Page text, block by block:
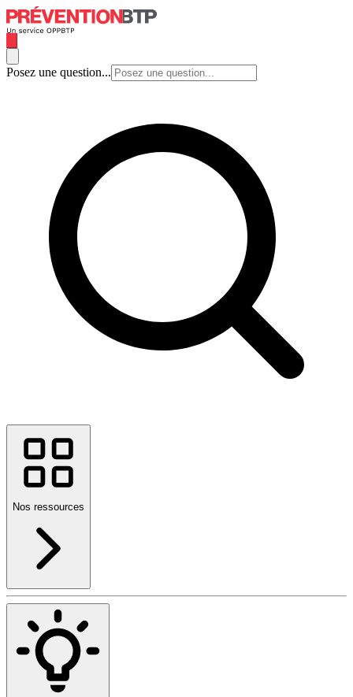
Posez une question...
Nos ressources